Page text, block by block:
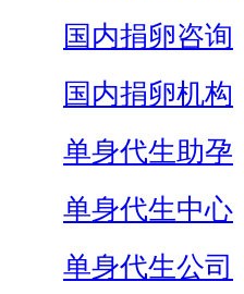
国内捐卵咨询
国内捐卵机构
单身代生助孕
单身代生中心
单身代生公司